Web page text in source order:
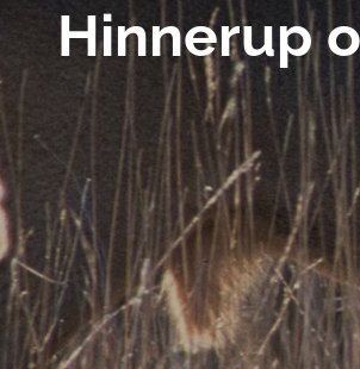
Hinnerup